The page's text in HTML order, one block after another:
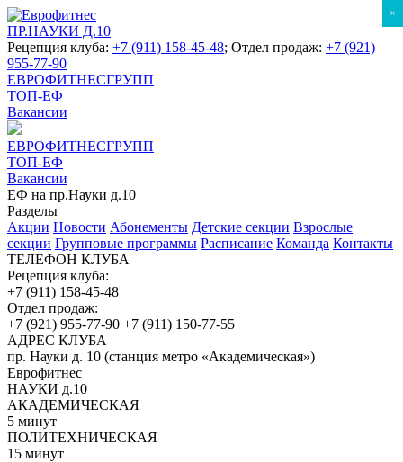
ПР.НАУКИ Д.10
Рецепция клуба: +7 (911) 158-45-48; Отдел продаж: +7 (921)
955-77-90
ЕВРОФИТНЕСГРУПП
ТОП-ЕФ
Вакансии
ЕВРОФИТНЕСГРУПП
ТОП-ЕФ
Вакансии
ЕФ на пр.Науки д.10
Разделы
Акции Новости Абонементы Детские секции Взрослые
секции Групповые программы Расписание Команда Контакты
ТЕЛЕФОН КЛУБА
Рецепция клуба:
+7 (911) 158-45-48
Отдел продаж:
+7 (921) 955-77-90 +7 (911) 150-77-55
АДРЕС КЛУБА
пр. Науки д. 10 (станция метро «Академическая»)
Еврофитнес
НАУКИ д.10
АКАДЕМИЧЕСКАЯ
5 минут
ПОЛИТЕХНИЧЕСКАЯ
15 минут
×